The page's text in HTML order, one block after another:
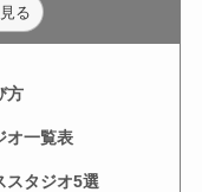
る
方
オ一覧表
スタジオ5選